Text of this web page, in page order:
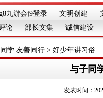
九游会j9登录 文明创建
论 部长文集 诚信建设
学 友善同行 > 好少年讲习俗
与子同
发表时间：